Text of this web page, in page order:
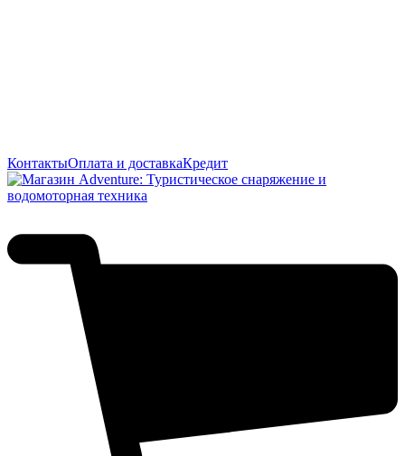
КонтактыОплата и доставкаКредит